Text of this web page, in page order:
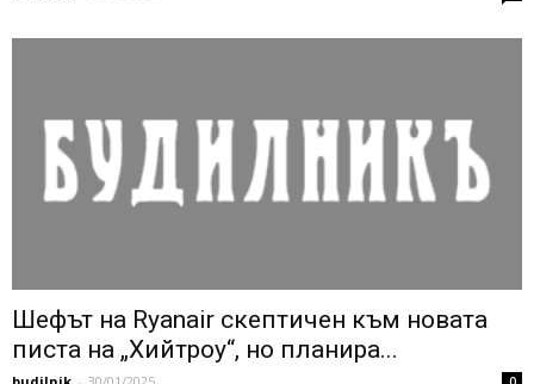
Шефът на Ryanair скептичен към новата
писта на „Хийтроу“, но планира...